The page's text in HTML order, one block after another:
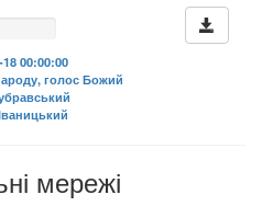
18 00:00:00
голос Божий
мережі